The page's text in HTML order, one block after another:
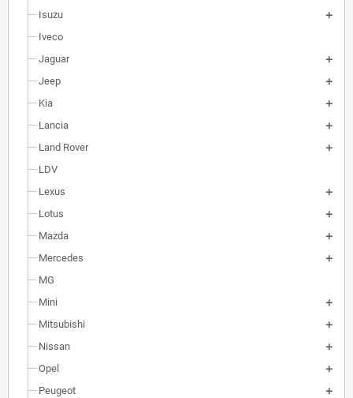
Isuzu
Iveco
Jaguar
Jeep
Kia
Lancia
Land Rover
LDV
Lexus
Lotus
Mazda
Mercedes
MG
Mini
Mitsubishi
Nissan
Opel
Peugeot